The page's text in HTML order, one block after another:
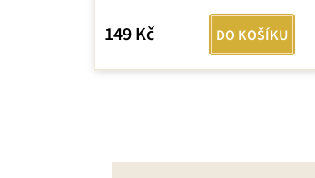
149 Kč DO KOŠÍKU